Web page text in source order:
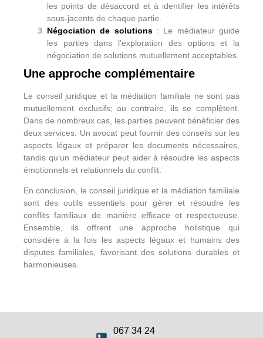
les points de désaccord et à identifier les intérêts
sous-jacents de chaque partie.
Négociation de solutions: Le médiateur guide
les parties dans l’exploration des options et la
négociation de solutions mutuellement acceptables.
Une approche complémentaire
Le conseil juridique et la médiation familiale ne sont pas
mutuellement exclusifs; au contraire, ils se complètent.
Dans de nombreux cas, les parties peuvent bénéficier des
deux services. Un avocat peut fournir des conseils sur les
aspects légaux et préparer les documents nécessaires,
tandis qu’un médiateur peut aider à résoudre les aspects
émotionnels et relationnels du conflit.
En conclusion, le conseil juridique et la médiation familiale
sont des outils essentiels pour gérer et résoudre les
conflits familiaux de manière efficace et respectueuse.
Ensemble, ils offrent une approche holistique qui
considère à la fois les aspects légaux et humains des
disputes familiales, favorisant des solutions durables et
harmonieuses.
067 34 24